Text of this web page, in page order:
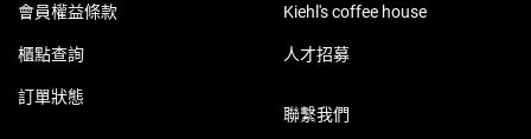
會員權益條款
櫃點查詢
訂單狀態
Kiehl's coffee house
人才招募
聯繫我們